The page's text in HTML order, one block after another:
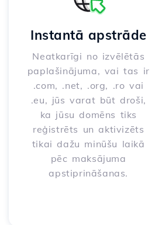
Instantā apstrāde
Neatkarīgi no izvēlētās
paplašinājuma, vai tas ir
.com, .net, .org, .ro vai
.eu, jūs varat būt droši,
ka jūsu domēns tiks
reģistrēts un aktivizēts
tikai dažu minūšu laikā
pēc maksājuma
apstiprināšanas.